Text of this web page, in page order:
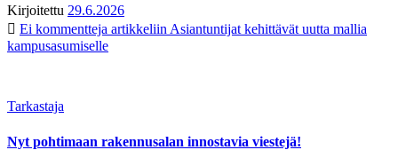
Kirjoitettu 29.6.2026
Ei kommentteja artikkeliin Asiantuntijat kehittävät uutta mallia
kampusasumiselle
Tarkastaja
Nyt pohtimaan rakennusalan innostavia viestejä!